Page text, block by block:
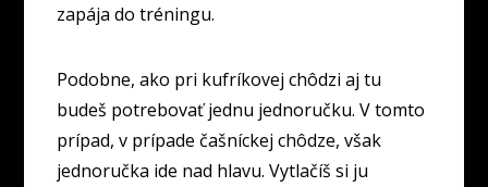
zapája do tréningu.
Podobne, ako pri kufríkovej chôdzi aj tu
budeš potrebovať jednu jednoručku. V tomto
prípad, v prípade čašníckej chôdze, však
jednoručka ide nad hlavu. Vytlačíš si ju